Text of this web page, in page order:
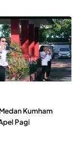
Kumham
Pagi